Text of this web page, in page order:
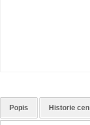
Popis Historie cen